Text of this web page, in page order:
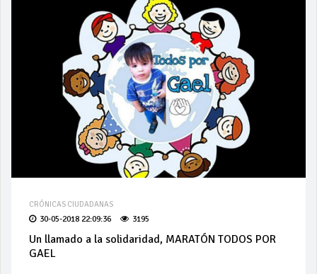
CRÓNICAS CIUDADANAS
30-05-2018 22:09:36 3195
Un llamado a la solidaridad, MARATÓN TODOS POR
GAEL